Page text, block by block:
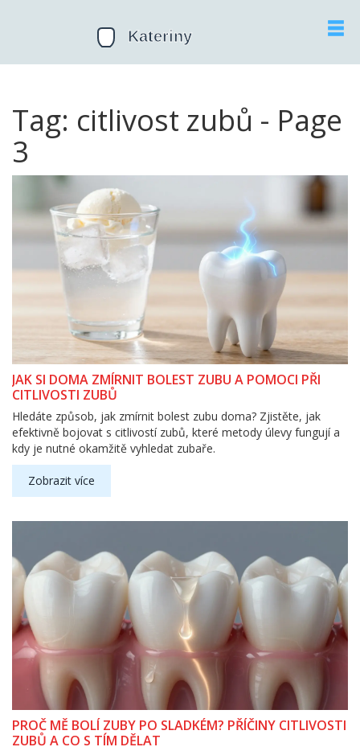
Tag: citlivost zubů - Page
3
JAK SI DOMA ZMÍRNIT BOLEST ZUBU A POMOCI PŘI
CITLIVOSTI ZUBŮ
Hledáte způsob, jak zmírnit bolest zubu doma? Zjistěte, jak
efektivně bojovat s citlivostí zubů, které metody úlevy fungují a
kdy je nutné okamžitě vyhledat zubaře.
Zobrazit více
PROČ MĚ BOLÍ ZUBY PO SLADKÉM? PŘÍČINY CITLIVOSTI
ZUBŮ A CO S TÍM DĚLAT